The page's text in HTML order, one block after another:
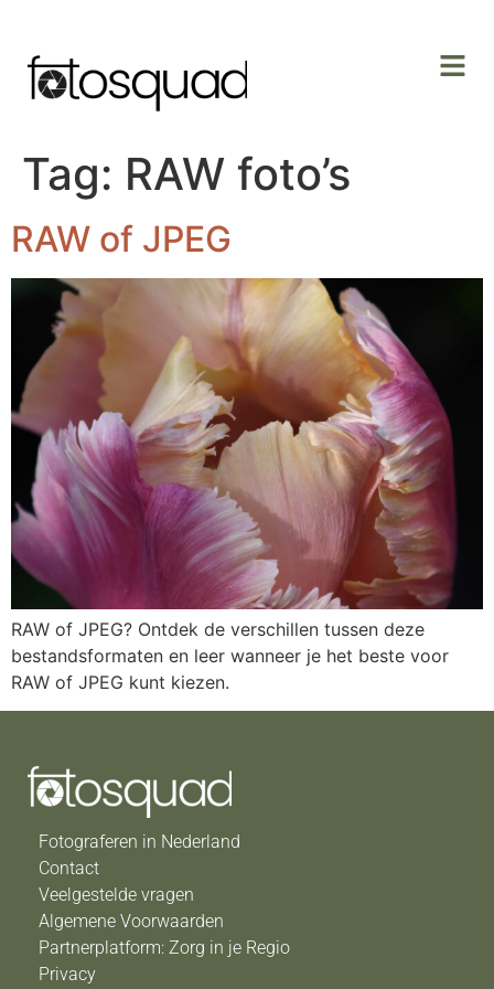
Tag: RAW foto’s
RAW of JPEG
RAW of JPEG? Ontdek de verschillen tussen deze
bestandsformaten en leer wanneer je het beste voor
RAW of JPEG kunt kiezen.
Fotograferen in Nederland
Contact
Veelgestelde vragen
Algemene Voorwaarden
Partnerplatform: Zorg in je Regio
Privacy